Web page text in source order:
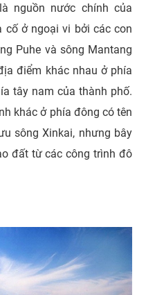
nguồn nước chính của
cố ở ngoại vi bởi các con
Puhe và sông Mantang
điểm khác nhau ở phía
tây nam của thành phố.
khác ở phía đông có tên
sông Xinkai, nhưng bây
đất từ ​​các công trình đô